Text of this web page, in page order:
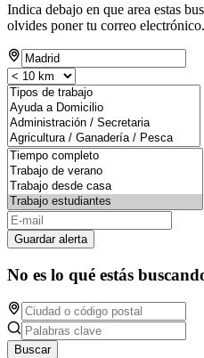
Indica debajo en que area estas
olvides poner tu correo electrónico.
Guardar alerta
No es lo qué estás
Buscar